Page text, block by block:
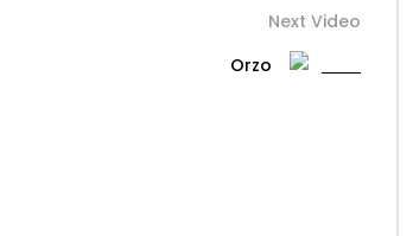
Next Video
Orzo